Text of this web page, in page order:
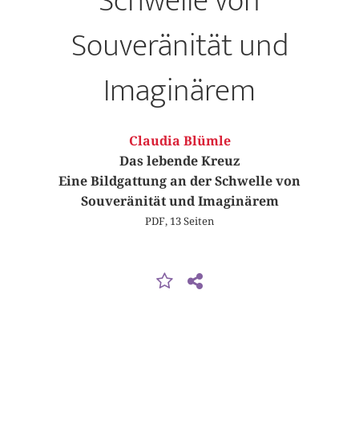
Souveränität und
Imaginärem
Claudia Blümle
Das lebende Kreuz
Eine Bildgattung an der Schwelle von
Souveränität und Imaginärem
PDF, 13 Seiten